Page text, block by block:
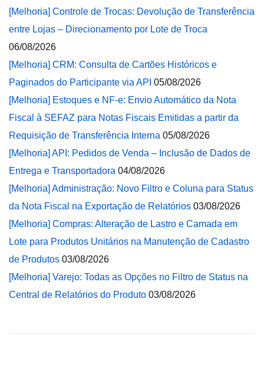
[Melhoria] Controle de Trocas: Devolução de Transferência
entre Lojas – Direcionamento por Lote de Troca
06/08/2026
[Melhoria] CRM: Consulta de Cartões Históricos e
Paginados do Participante via API 05/08/2026
[Melhoria] Estoques e NF-e: Envio Automático da Nota
Fiscal à SEFAZ para Notas Fiscais Emitidas a partir da
Requisição de Transferência Interna 05/08/2026
[Melhoria] API: Pedidos de Venda – Inclusão de Dados de
Entrega e Transportadora 04/08/2026
[Melhoria] Administração: Novo Filtro e Coluna para Status
da Nota Fiscal na Exportação de Relatórios 03/08/2026
[Melhoria] Compras: Alteração de Lastro e Camada em
Lote para Produtos Unitários na Manutenção de Cadastro
de Produtos 03/08/2026
[Melhoria] Varejo: Todas as Opções no Filtro de Status na
Central de Relatórios do Produto 03/08/2026